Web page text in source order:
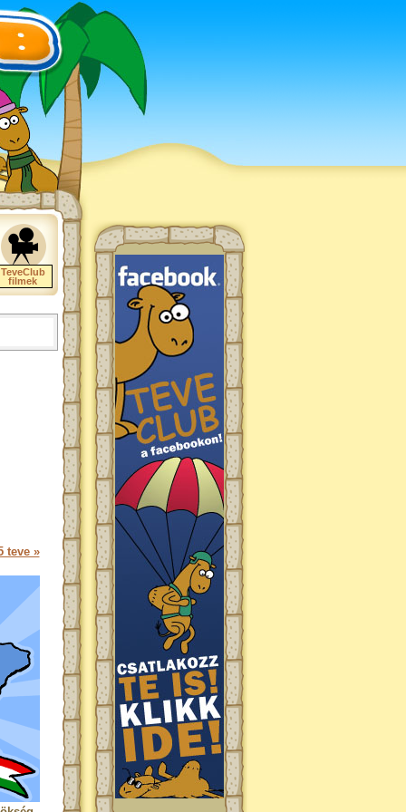
TeveClub
filmek
teve »